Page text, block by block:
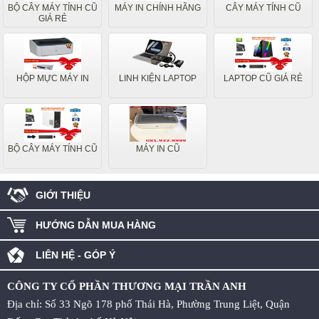
BỘ CÂY MÁY TÍNH CŨ
GIÁ RẺ
MÁY IN CHÍNH HÃNG CÂY MÁY TÍNH CŨ
HỘP MỰC MÁY IN LINH KIỆN LAPTOP LAPTOP CŨ GIÁ RẺ
BỘ CÂY MÁY TÍNH CŨ MÁY IN CŨ
GIỚI THIỆU
HƯỚNG DẪN MUA HÀNG
LIÊN HỆ - GÓP Ý
CÔNG TY CỔ PHẦN THƯƠNG MẠI TRẦN ANH
Địa chỉ: Số 33 Ngõ 178 phố Thái Hà, Phường Trung Liệt, Quận